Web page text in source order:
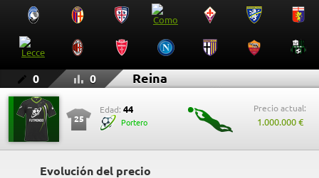
0 0 Reina
25
Edad: 44
Portero
Precio actual:
1.000.000 €
Evolución del precio